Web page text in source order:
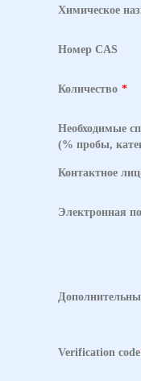
Химическое
Номер CAS
Количество *
Необходимые
(% пробы,
Контактное
Электронная
Verification code